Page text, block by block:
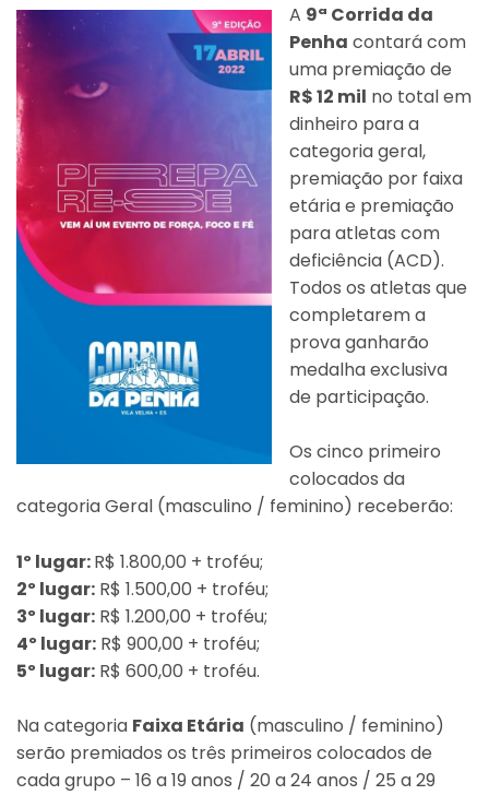
A 9ª Corrida da
Penha contará com
uma premiação de
R$ 12 mil no total em
dinheiro para a
categoria geral,
premiação por faixa
etária e premiação
para atletas com
deficiência (ACD).
Todos os atletas que
completarem a
prova ganharão
medalha exclusiva
de participação.
Os cinco primeiro
colocados da
categoria Geral (masculino / feminino) receberão:
1º lugar:R$ 1.800,00 + troféu;
2º lugar: R$ 1.500,00 + troféu;
3º lugar: R$ 1.200,00 + troféu;
4º lugar: R$ 900,00 + troféu;
5º lugar: R$ 600,00 + troféu.
Na categoria Faixa Etária (masculino / feminino)
serão premiados os três primeiros colocados de
cada grupo – 16 a 19 anos / 20 a 24 anos / 25 a 29